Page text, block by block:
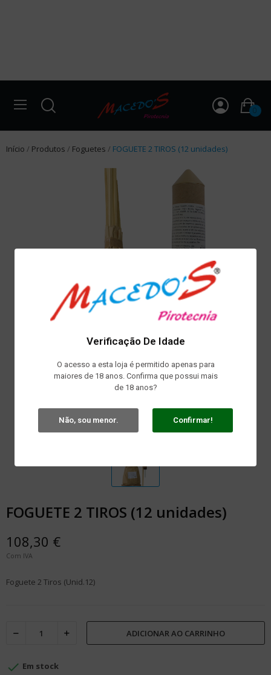
Verificação De Idade
O acesso a esta loja é permitido apenas para
maiores de 18 anos. Confirma que possui mais
de 18 anos?
Não, sou menor. Confirmar!
0
Início Produtos Foguetes FOGUETE 2 TIROS (12 unidades)
FOGUETE 2 TIROS (12 unidades)
108,30 €
Com IVA
Foguete 2 Tiros (Unid.12)
ADICIONAR AO CARRINHO
 Em stock